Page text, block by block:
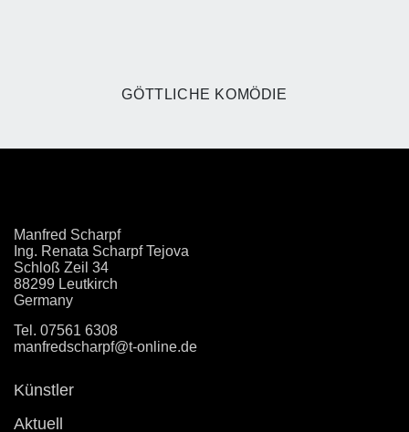
GÖTTLICHE KOMÖDIE
Manfred Scharpf
Ing. Renata Scharpf Tejova
Schloß Zeil 34
88299 Leutkirch
Germany
Tel. 07561 6308
manfredscharpf@t-online.de
Künstler
Aktuell